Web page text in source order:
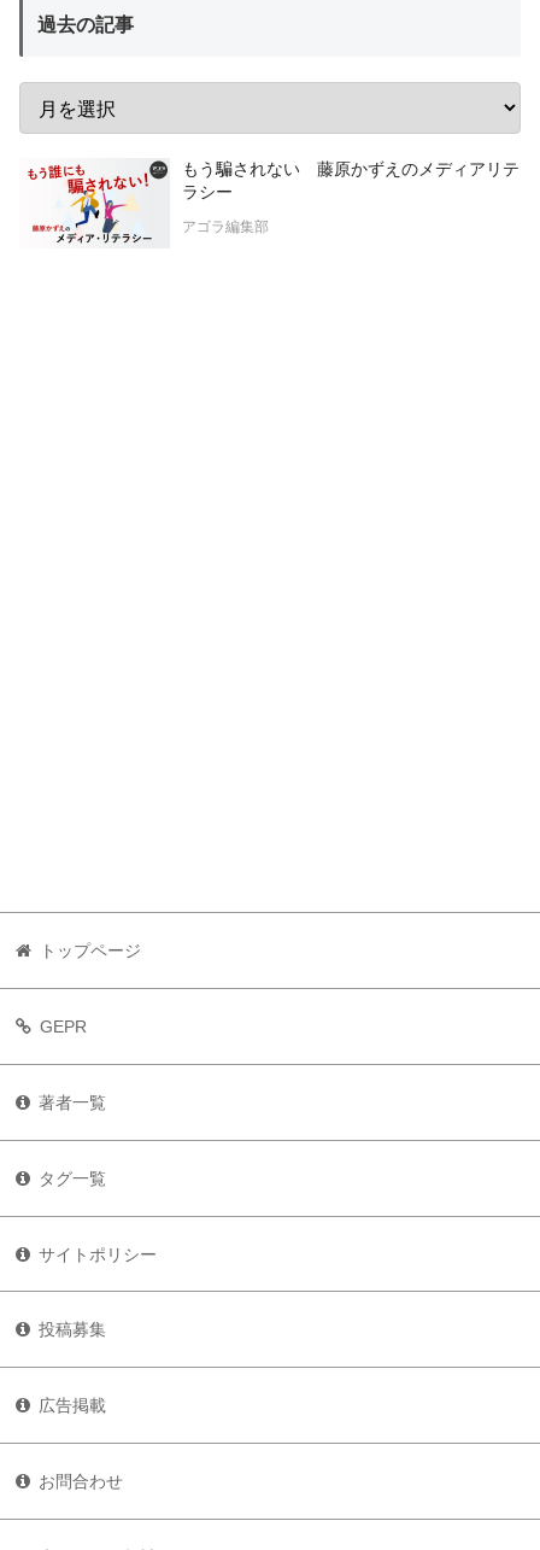
過去の記事
もう騙されない 藤原かずえのメディアリテ
ラシー
アゴラ編集部
トップページ
GEPR
著者一覧
タグ一覧
サイトポリシー
投稿募集
広告掲載
お問合わせ